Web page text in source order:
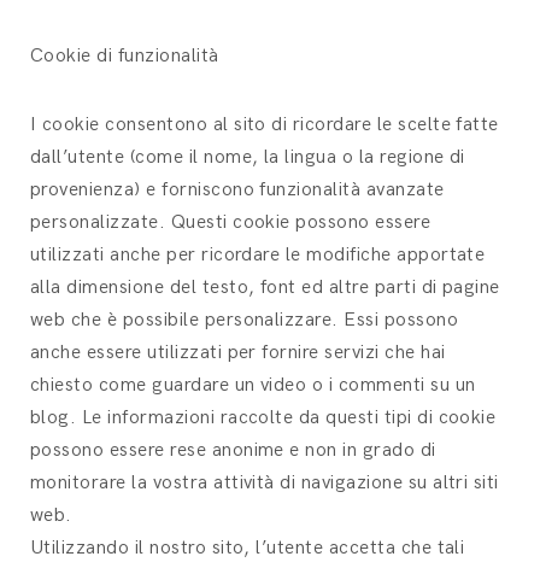
Cookie di funzionalità
I cookie consentono al sito di ricordare le scelte fatte
dall’utente (come il nome, la lingua o la regione di
provenienza) e forniscono funzionalità avanzate
personalizzate. Questi cookie possono essere
utilizzati anche per ricordare le modifiche apportate
alla dimensione del testo, font ed altre parti di pagine
web che è possibile personalizzare. Essi possono
anche essere utilizzati per fornire servizi che hai
chiesto come guardare un video o i commenti su un
blog. Le informazioni raccolte da questi tipi di cookie
possono essere rese anonime e non in grado di
monitorare la vostra attività di navigazione su altri siti
web.
Utilizzando il nostro sito, l’utente accetta che tali